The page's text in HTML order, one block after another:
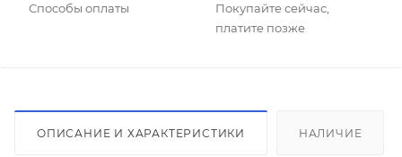
Способы оплаты
Покупайте сейчас,
платите позже
ОПИСАНИЕ И ХАРАКТЕРИСТИКИ НАЛИЧИЕ